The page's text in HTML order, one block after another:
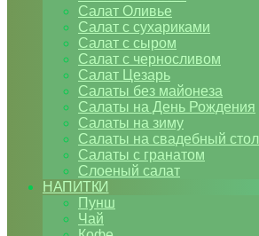
Салат Оливье
Салат с сухариками
Салат с сыром
Салат с черносливом
Салат Цезарь
Салаты без майонеза
Салаты на День Рождения
Салаты на зиму
Салаты на свадебный стол
Салаты с гранатом
Слоеный салат
НАПИТКИ
Пунш
Чай